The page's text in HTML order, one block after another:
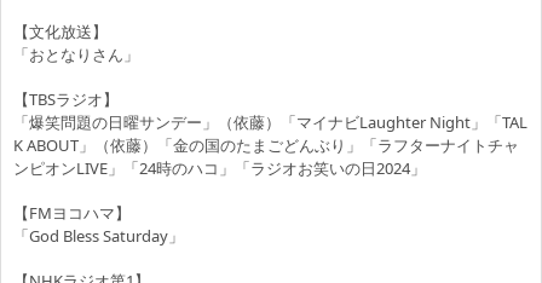
【文化放送】
「おとなりさん」
【TBSラジオ】
「爆笑問題の日曜サンデー」（依藤）「マイナビLaughter Night」「TAL
K ABOUT」（依藤）「金の国のたまごどんぶり」「ラフターナイトチャ
ンピオンLIVE」「24時のハコ」「ラジオお笑いの日2024」
【FMヨコハマ】
「God Bless Saturday」